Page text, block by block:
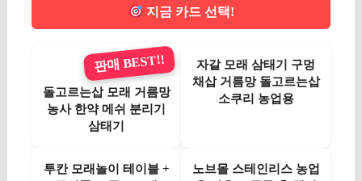
지금 카드 선택!
판매 BEST!!
돌고르는삽 모래 거름망
농사 한약 메쉬 분리기
삼태기
자갈 모래 삼태기 구멍
채삽 거름망 돌고르는삽
소쿠리 농업용
투칸 모래놀이 테이블 +
노브몰 스테인리스 농업